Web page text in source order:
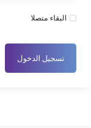
البقاء متصلا
تسجيل الدخول